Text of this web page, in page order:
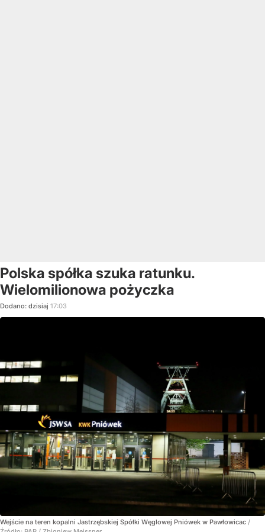
Polska spółka szuka ratunku.
Wielomilionowa pożyczka
Dodano: dzisiaj 17:03
Wejście na teren kopalni Jastrzębskiej Spółki Węglowej Pniówek w Pawłowicac /